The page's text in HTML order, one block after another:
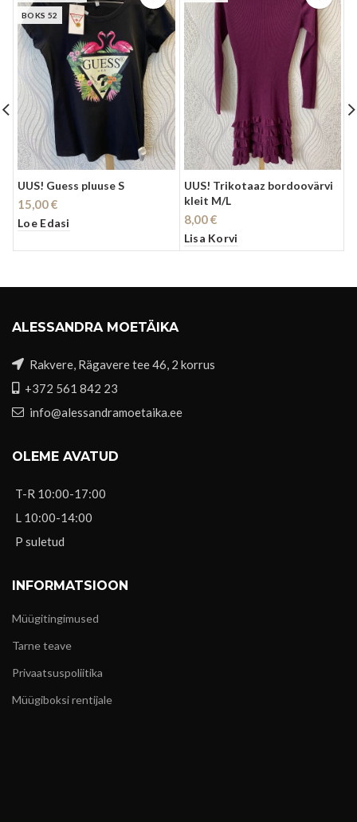
BOKS 52
UUS! Guess pluuse S
15,00€
Loe Edasi
UUS! Trikotaaz bordoovärvi
kleit M/L
8,00€
Lisa Korvi
ALESSANDRA MOETÄIKA
Rakvere, Rägavere tee 46, 2 korrus
+372 561 842 23
info@alessandramoetaika.ee
OLEME AVATUD
T-R 10:00-17:00
L 10:00-14:00
P suletud
INFORMATSIOON
Müügitingimused
Tarne teave
Privaatsuspoliitika
Müügiboksi rentijale